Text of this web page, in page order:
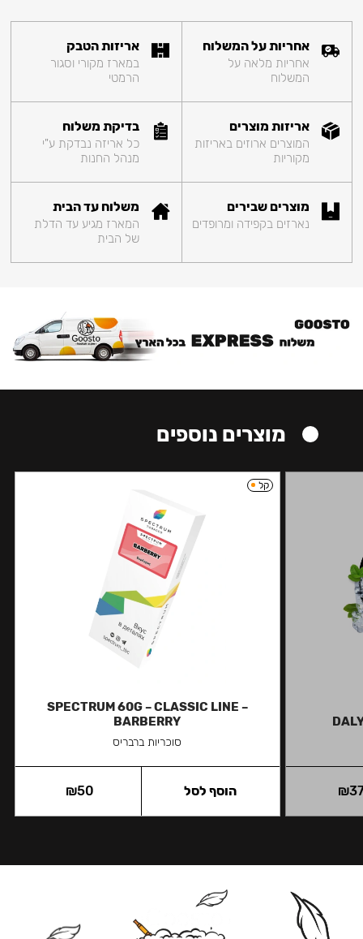
אחריות על המשלוח
אחריות מלאה על
המשלוח
אריזות הטבק
במארז מקורי וסגור
הרמטי
אריזות מוצרים
המוצרים ארוזים באריזות
מקוריות
בדיקת משלוח
כל אריזה נבדקת ע"י
מנהל החנות
מוצרים שבירים
נארזים בקפידה ומרופדים
משלוח עד הבית
המארז מגיע עד הדלת
של הבית
מוצרים נוספים
₪
קל
SPECTRUM 60G – CLASSIC LINE –
BARBERRY
סוכריות ברבריס
₪50 הוסף לסל